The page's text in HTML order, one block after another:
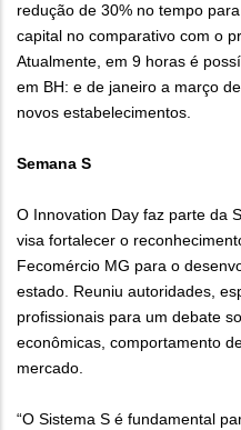
redução de 30% no tempo
capital no comparativo com o
Atualmente, em 9 horas é
em BH: e de janeiro a março
novos estabelecimentos.
Semana S
O Innovation Day faz parte da
visa fortalecer o
Fecomércio MG para o
estado. Reuniu autoridades,
profissionais para um debate
econômicas, comportamento
mercado.
“O Sistema S é fundamental